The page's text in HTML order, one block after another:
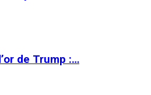
de Trump :…